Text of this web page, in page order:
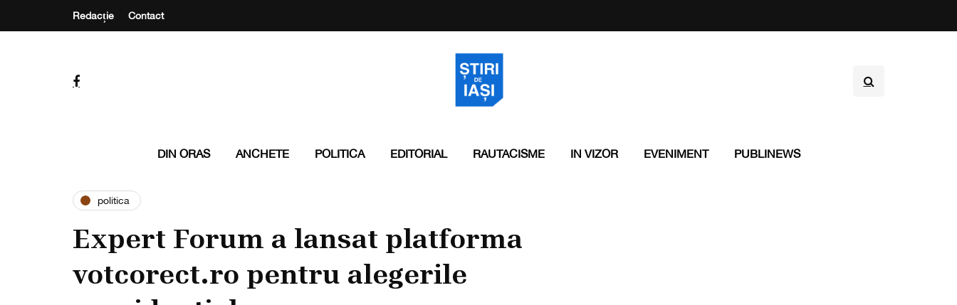
Redacție Contact
DIN ORAS ANCHETE POLITICA EDITORIAL RAUTACISME IN VIZOR EVENIMENT PUBLINEWS
politica
Expert Forum a lansat platforma
votcorect.ro pentru alegerile